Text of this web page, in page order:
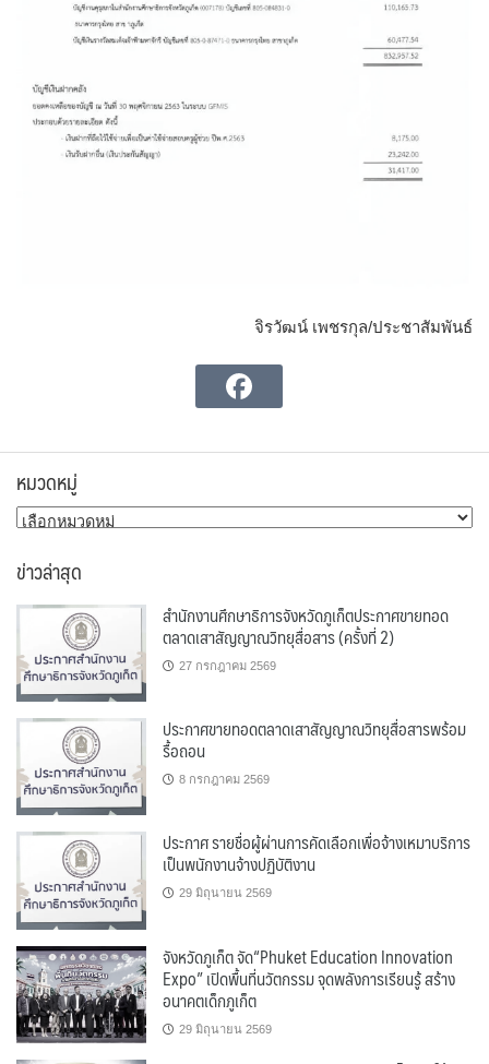
จิรวัฒน์ เพชรกุล/ประชาสัมพันธ์
หมวดหมู่
หมวด
ข่าวล่าสุด
สำนักงานศึกษาธิการจังหวัดภูเก็ตประกาศขายทอด
ตลาดเสาสัญญาณวิทยุสื่อสาร (ครั้งที่ 2)
27 กรกฎาคม 2569
ประกาศขายทอดตลาดเสาสัญญาณวิทยุสื่อสารพร้อม
รื้อถอน
8 กรกฎาคม 2569
ประกาศ รายชื่อผู้ผ่านการคัดเลือกเพื่อจ้างเหมาบริการ
เป็นพนักงานจ้างปฏิบัติงาน
29 มิถุนายน 2569
จังหวัดภูเก็ต จัด“Phuket Education Innovation
Expo” เปิดพื้นที่นวัตกรรม จุดพลังการเรียนรู้ สร้าง
อนาคตเด็กภูเก็ต
29 มิถุนายน 2569